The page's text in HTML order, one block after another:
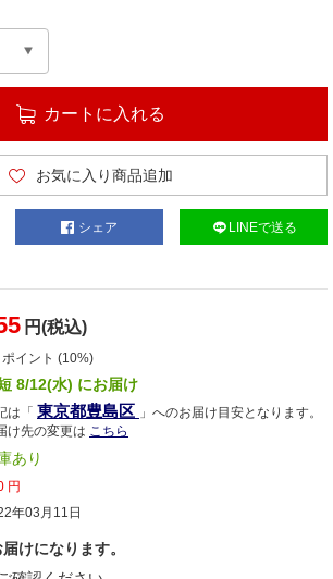
カートに入れる
お気に入り商品追加
シェア LINEで送る
円(税込)
ポイント (10%)
8/12(水) にお届け
は「 東京都豊島区 」へのお届け目安となります。
け先の変更は こちら
あり
円
年03月11日
けになります。